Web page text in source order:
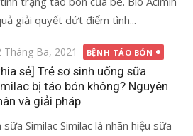
giải quyết dứt điểm tình...
Tháng Ba, 2021 BỆNH TÁO BÓN
sẻ] Trẻ sơ sinh uống sữa
bị táo bón không? Nguyên
và giải pháp
Similac Similac là nhãn hiệu sữa